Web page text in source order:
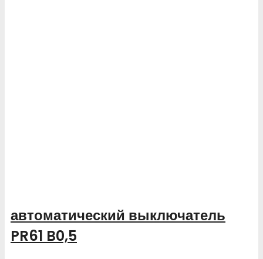
автоматический выключатель
PR61 B0,5